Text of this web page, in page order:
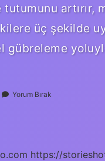
artırır,
üç şekilde
gübreleme
Yorum Bırak
https://